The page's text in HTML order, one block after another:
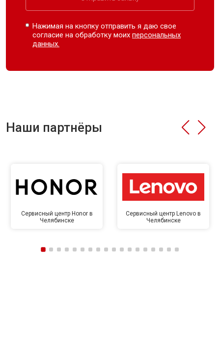
Нажимая на кнопку отправить я даю свое
согласие на обработку моихперсональных
данных.
Наши партнёры
Сервисный центр Honor в
Челябинске
Сервисный центр Lenovo в
Челябинске